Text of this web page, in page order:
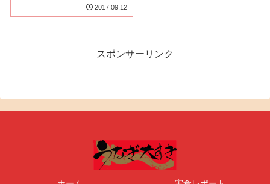
2017.09.12
スポンサーリンク